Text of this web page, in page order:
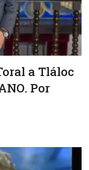
a Tláloc
Por